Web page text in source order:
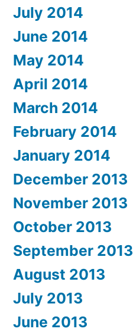
July 2014
June 2014
May 2014
April 2014
March 2014
February 2014
January 2014
December 2013
November 2013
October 2013
September 2013
August 2013
July 2013
June 2013